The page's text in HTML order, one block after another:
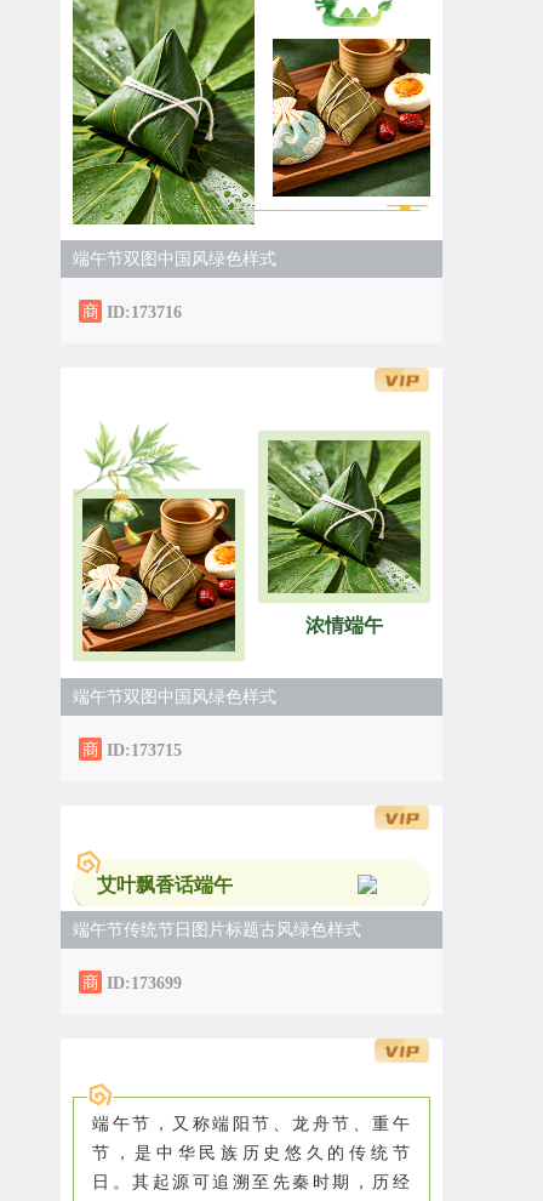
端午节双图中国风绿色样式
ID:173716
浓情端午
端午节双图中国风绿色样式
ID:173715
艾叶飘香话端午
端午节传统节日图片标题古风绿色样式
ID:173699
端午节，又称端阳节、龙舟节、重午
节，是中华民族历史悠久的传统节
日。其起源可追溯至先秦时期，历经